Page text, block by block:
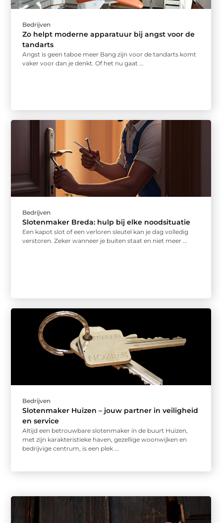
Bedrijven
Zo helpt moderne apparatuur bij angst voor de
tandarts
Angst is geen taboe meer Bang zijn voor de tandarts komt
vaker voor dan je denkt. Of het nu gaat ...
Bedrijven
Slotenmaker Breda: hulp bij elke noodsituatie
Een kapot slot of een verloren sleutel kan je dag volledig
verstoren. Zeker wanneer je buiten staat en niet meer ...
Bedrijven
Slotenmaker Huizen – jouw partner in veiligheid
en service
Altijd een betrouwbare slotenmaker in de buurt Huizen,
met zijn karakteristieke haven, gezellige woonwijken en
bedrijvige centrum, is een plek ...